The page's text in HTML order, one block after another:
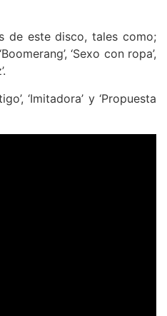
de este disco, tales como;
‘Sexo con ropa’,
‘Imitadora’ y ‘Propuesta